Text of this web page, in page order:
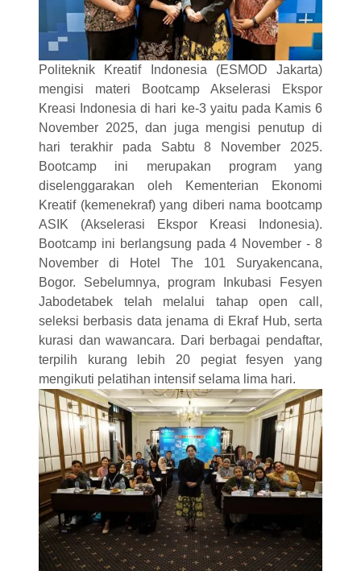
Politeknik Kreatif Indonesia (ESMOD Jakarta)
mengisi materi Bootcamp Akselerasi Ekspor
Kreasi Indonesia di hari ke-3 yaitu pada Kamis 6
November 2025, dan juga mengisi penutup di
hari terakhir pada Sabtu 8 November 2025.
Bootcamp ini merupakan program yang
diselenggarakan oleh Kementerian Ekonomi
Kreatif (kemenekraf) yang diberi nama bootcamp
ASIK (Akselerasi Ekspor Kreasi Indonesia).
Bootcamp ini berlangsung pada 4 November - 8
November di Hotel The 101 Suryakencana,
Bogor. Sebelumnya, program Inkubasi Fesyen
Jabodetabek telah melalui tahap open call,
seleksi berbasis data jenama di Ekraf Hub, serta
kurasi dan wawancara. Dari berbagai pendaftar,
terpilih kurang lebih 20 pegiat fesyen yang
mengikuti pelatihan intensif selama lima hari.